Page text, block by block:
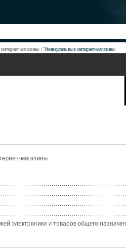
магазины Универсальные интернет-магазины
магазины
электроники и товаров общего